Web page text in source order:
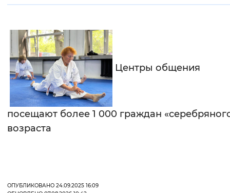
Центры общения
посещают более 1 000 граждан
возраста
ОПУБЛИКОВАНО 24.09.2025 16:09